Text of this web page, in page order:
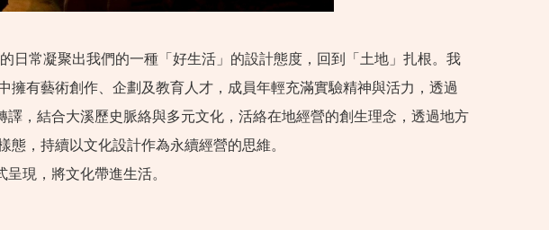
日常凝聚出我們的一種「好生活」的設計態度，回到「土地」扎根。我
有藝術創作、企劃及教育人才，成員年輕充滿實驗精神與活力，透過
，結合大溪歷史脈絡與多元文化，活絡在地經營的創生理念，透過地方
，持續以文化設計作為永續經營的思維。
現，將文化帶進生活。